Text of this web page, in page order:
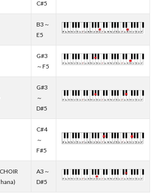
C#5
B3～
E5
G#3
～F5
G#3
～
D#5
C#4
～
F#5
A3～
D#5